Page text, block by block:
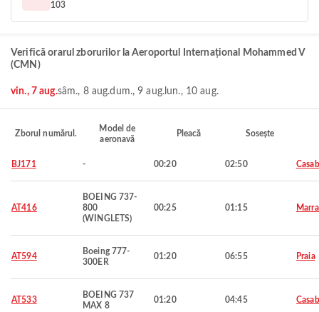
103
Verifică orarul zborurilor la Aeroportul Internațional Mohammed V
(CMN)
vin., 7 aug.sâm., 8 aug.dum., 9 aug. lun., 10 aug.
Zborul numărul.
Model de
aeronavă
Pleacă Sosește
BJ171 - 00:20 02:50
AT416
BOEING 737-
800
(WINGLETS)
00:25 01:15
AT594
Boeing 777-
300ER
01:20 06:55 Praia
AT533
BOEING 737
MAX 8
01:20 04:45